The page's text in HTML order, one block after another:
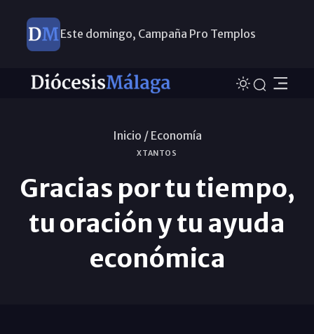
Este domingo, Campaña Pro Templos
Inicio / Economí­a
XTANTOS
Gracias por tu tiempo,
tu oración y tu ayuda
económica